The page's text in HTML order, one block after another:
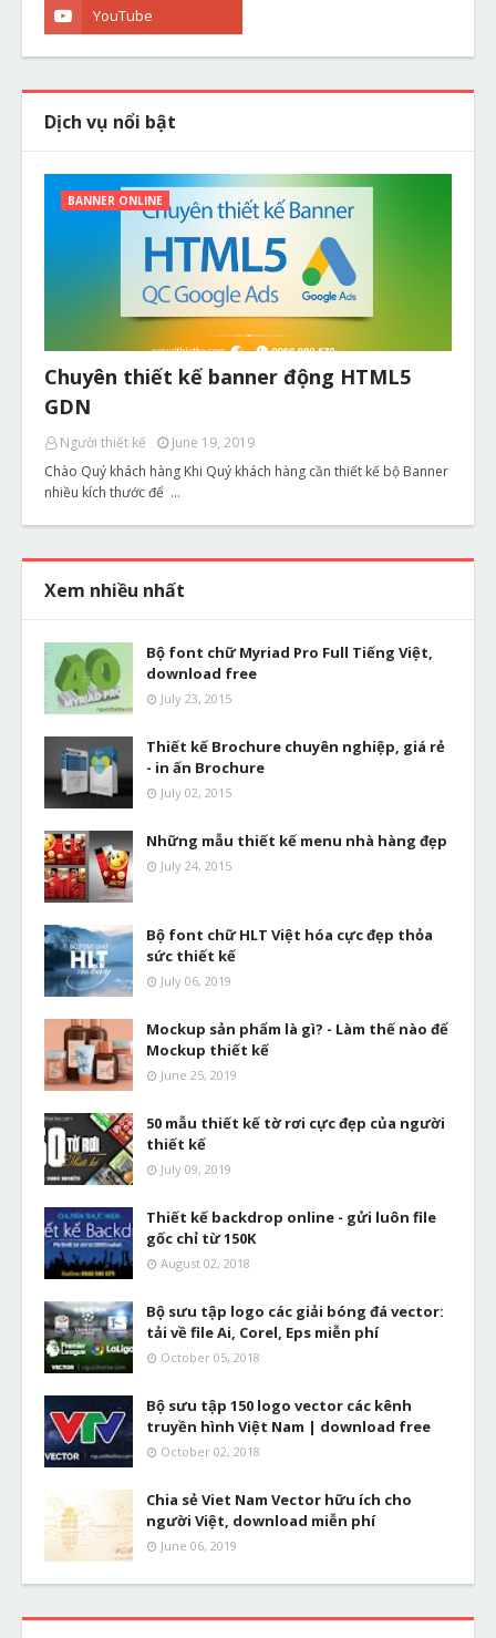
Dịch vụ nổi bật
BANNER ONLINE
Chuyên thiết kế banner động HTML5
GDN
Người thiết kế
June 19, 2019
Chào Quý khách hàng Khi Quý khách hàng cần thiết kế bộ Banner
nhiều kích thước để …
Xem nhiều nhất
Bộ font chữ Myriad Pro Full Tiếng Việt,
download free
July 23, 2015
Thiết kế Brochure chuyên nghiệp, giá rẻ
- in ấn Brochure
July 02, 2015
Những mẫu thiết kế menu nhà hàng đẹp
July 24, 2015
Bộ font chữ HLT Việt hóa cực đẹp thỏa
sức thiết kế
July 06, 2019
Mockup sản phẩm là gì? - Làm thế nào để
Mockup thiết kế
June 25, 2019
50 mẫu thiết kế tờ rơi cực đẹp của người
thiết kế
July 09, 2019
Thiết kế backdrop online - gửi luôn file
gốc chỉ từ 150K
August 02, 2018
Bộ sưu tập logo các giải bóng đá vector:
tải về file Ai, Corel, Eps miễn phí
October 05, 2018
Bộ sưu tập 150 logo vector các kênh
truyền hình Việt Nam | download free
October 02, 2018
Chia sẻ Viet Nam Vector hữu ích cho
người Việt, download miễn phí
June 06, 2019